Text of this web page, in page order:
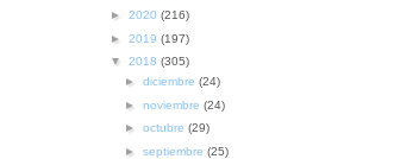
► 2020 (216)
► 2019 (197)
▼ 2018 (305)
► diciembre (24)
► noviembre (24)
► octubre (29)
► septiembre (25)